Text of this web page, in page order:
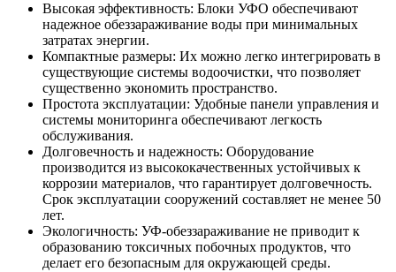
Высокая эффективность: Блоки УФО обеспечивают
надежное обеззараживание воды при минимальных
затратах энергии.
Компактные размеры: Их можно легко интегрировать в
существующие системы водоочистки, что позволяет
существенно экономить пространство.
Простота эксплуатации: Удобные панели управления и
системы мониторинга обеспечивают легкость
обслуживания.
Долговечность и надежность: Оборудование
производится из высококачественных устойчивых к
коррозии материалов, что гарантирует долговечность.
Срок эксплуатации сооружений составляет не менее 50
лет.
Экологичность: УФ-обеззараживание не приводит к
образованию токсичных побочных продуктов, что
делает его безопасным для окружающей среды.